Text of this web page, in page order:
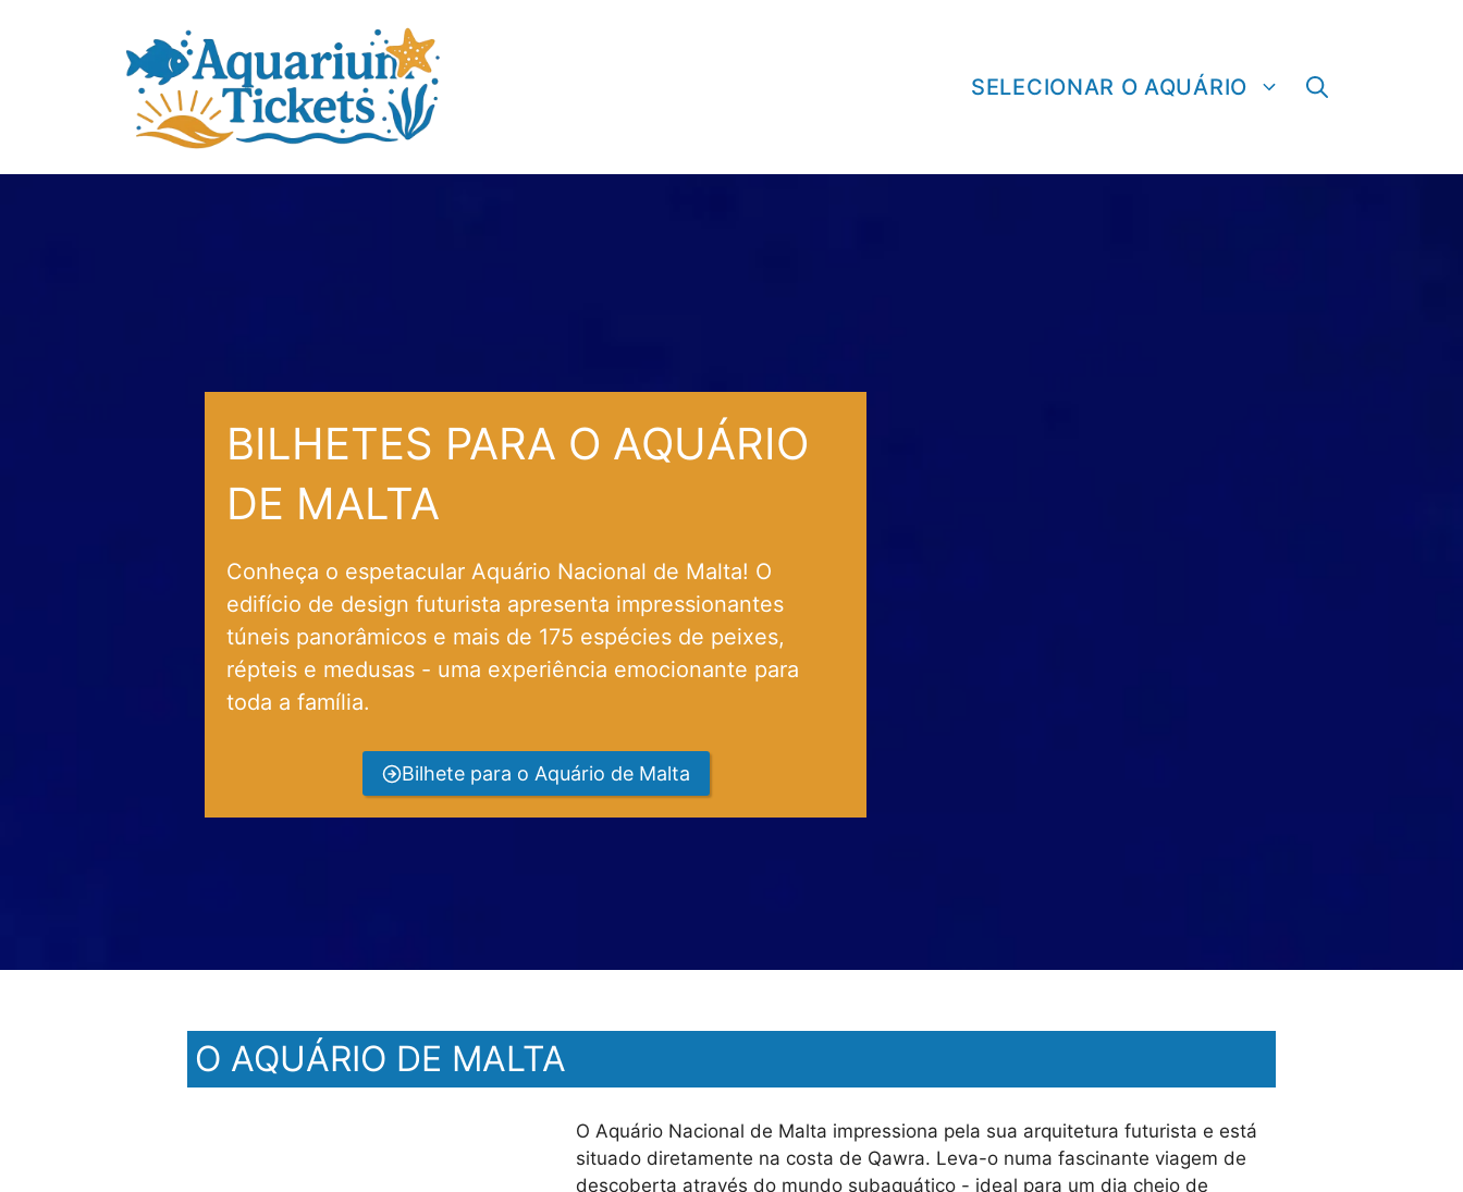
SELECIONAR O AQUÁRIO
BILHETES PARA O AQUÁRIO
DE MALTA
Conheça o espetacular Aquário Nacional de Malta! O
edifício de design futurista apresenta impressionantes
túneis panorâmicos e mais de 175 espécies de peixes,
répteis e medusas - uma experiência emocionante para
toda a família.
Bilhete para o Aquário de Malta
O AQUÁRIO DE MALTA
O Aquário Nacional de Malta impressiona pela sua arquitetura futurista e está
situado diretamente na costa de Qawra. Leva-o numa fascinante viagem de
descoberta através do mundo subaquático - ideal para um dia cheio de